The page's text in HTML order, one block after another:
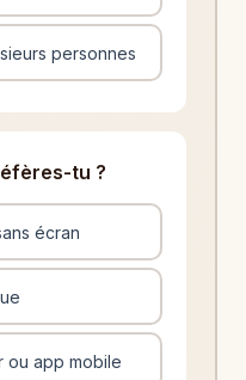
personnes
tu ?
écran
ou app mobile